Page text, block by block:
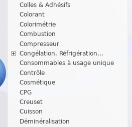
Colles & Adhésifs
Colorant
Colorimétrie
Combustion
Compresseur
Congélation, Réfrigération...
Consommables à usage unique
Contrôle
Cosmétique
CPG
Creuset
Cuisson
Déminéralisation